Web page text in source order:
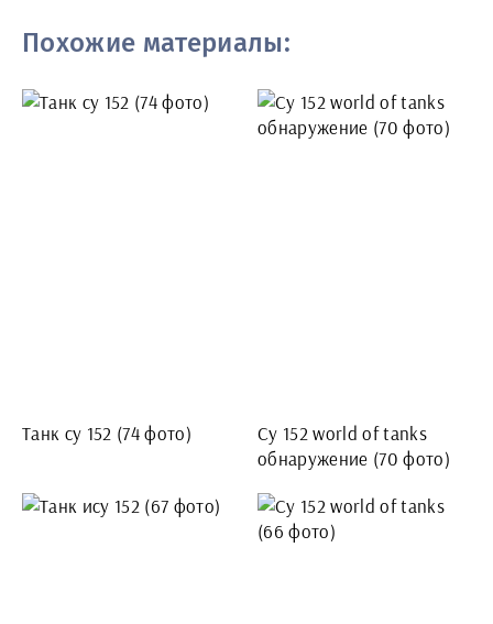
Похожие материалы:
Танк су 152 (74 фото)
Су 152 world of tanks
обнаружение (70 фото)